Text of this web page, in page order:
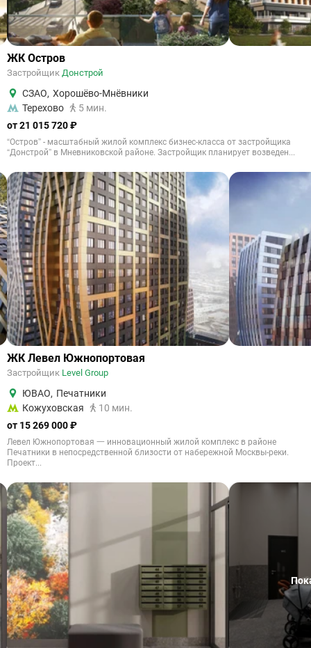
ЖК Остров
Застройщик Донстрой
СЗАО, Хорошёво-Мнёвники
Терехово
5 мин.
от 21 015 720 ₽
“Остров” - масштабный жилой комплекс бизнес-класса от застройщика
“Донстрой” в Мневниковской районе. Застройщик планирует возведен...
ЖК Левел Южнопортовая
Застройщик Level Group
ЮВАО, Печатники
Кожуховская
10 мин.
от 15 269 000 ₽
Левел Южнопортовая 一 инновационный жилой комплекс в районе
Печатники в непосредственной близости от набережной Москвы-реки.
Проект...